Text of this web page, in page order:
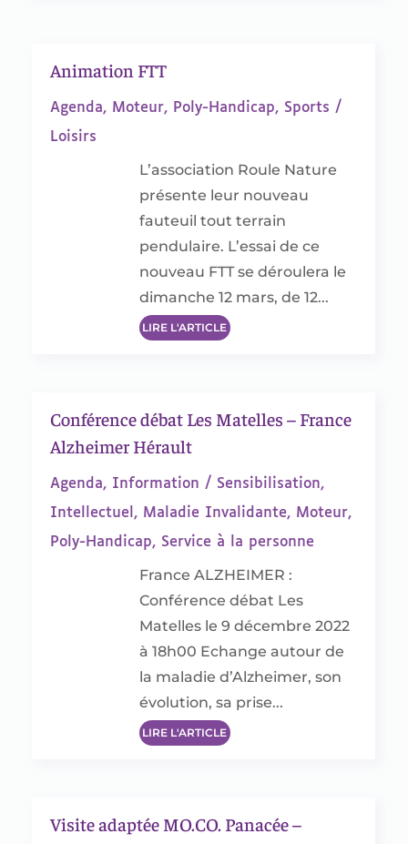
Animation FTT
Agenda, Moteur, Poly-Handicap, Sports /
Loisirs
L’association Roule Nature
présente leur nouveau
fauteuil tout terrain
pendulaire. L’essai de ce
nouveau FTT se déroulera le
dimanche 12 mars, de 12...
LIRE L'ARTICLE
Conférence débat Les Matelles – France
Alzheimer Hérault
Agenda, Information / Sensibilisation,
Intellectuel , Maladie Invalidante, Moteur,
Poly-Handicap, Service à la personne
France ALZHEIMER :
Conférence débat Les
Matelles le 9 décembre 2022
à 18h00 Echange autour de
la maladie d’Alzheimer, son
évolution, sa prise...
LIRE L'ARTICLE
Visite adaptée MO.CO. Panacée –